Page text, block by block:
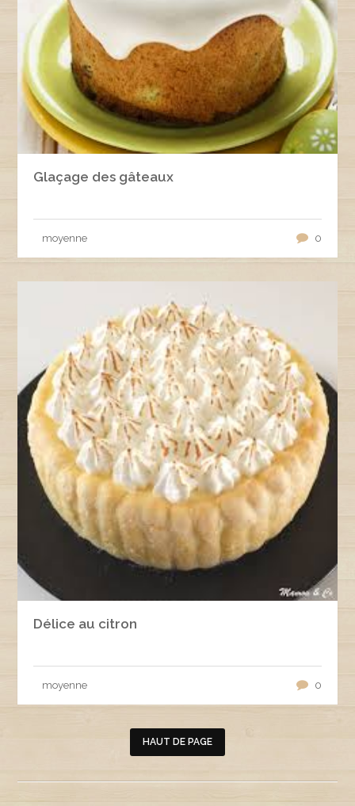
Glaçage des gâteaux
moyenne 0
Délice au citron
moyenne 0
HAUT DE PAGE